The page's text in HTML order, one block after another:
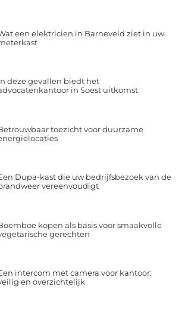
een elektricien in Barneveld ziet in uw
deze gevallen biedt het
in Soest uitkomst
toezicht voor duurzame
Dupa-kast die uw bedrijfsbezoek van de
vereenvoudigt
kopen als basis voor smaakvolle
gerechten
intercom met camera voor kantoor:
en overzichtelijk